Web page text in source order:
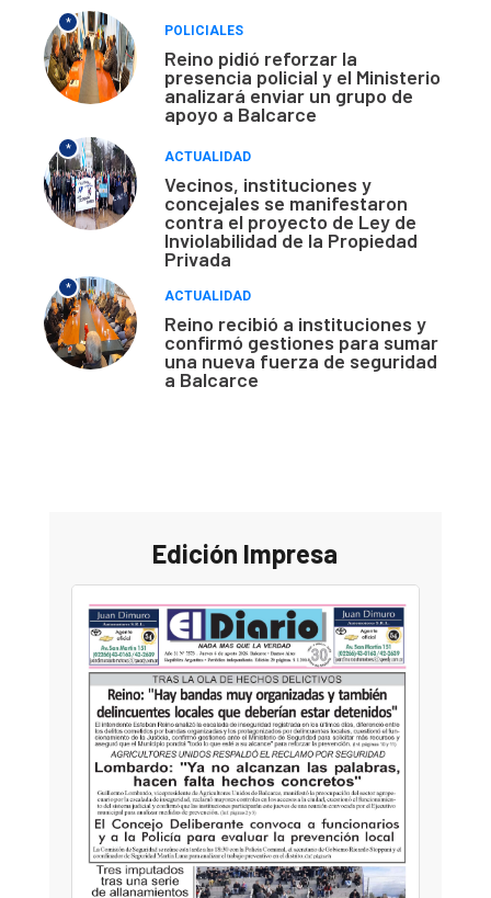
*
POLICIALES
Reino pidió reforzar la
presencia policial y el Ministerio
analizará enviar un grupo de
apoyo a Balcarce
*
ACTUALIDAD
Vecinos, instituciones y
concejales se manifestaron
contra el proyecto de Ley de
Inviolabilidad de la Propiedad
Privada
*
ACTUALIDAD
Reino recibió a instituciones y
confirmó gestiones para sumar
una nueva fuerza de seguridad
a Balcarce
Edición Impresa